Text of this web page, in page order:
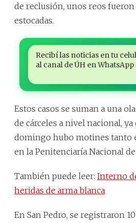
de reclusión, unos reos
estocadas.
Recibí las noticias en tu
al canal de ÚH en WhatsApp
Estos casos se suman a una
de cárceles a nivel nacional,
domingo hubo motines tanto
en la Penitenciaría Nacional
También puede leer: Interno
heridas de arma blanca
En San Pedro, se registraron